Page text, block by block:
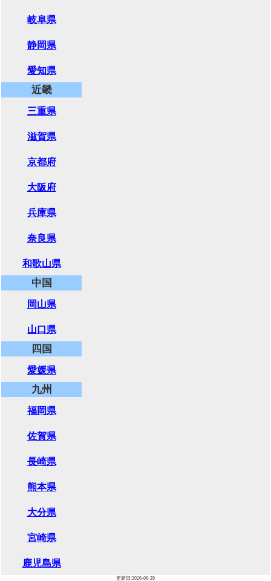
岐阜県
静岡県
愛知県
近畿
三重県
滋賀県
京都府
大阪府
兵庫県
奈良県
和歌山県
中国
岡山県
山口県
四国
愛媛県
九州
福岡県
佐賀県
長崎県
熊本県
大分県
宮崎県
鹿児島県
更新日:2026-06-29